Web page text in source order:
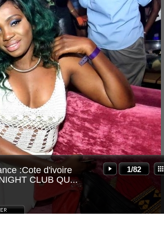
-
1/82
:Cote d'ivoire
CLUB QU...